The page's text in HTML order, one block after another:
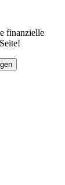
finanzielle